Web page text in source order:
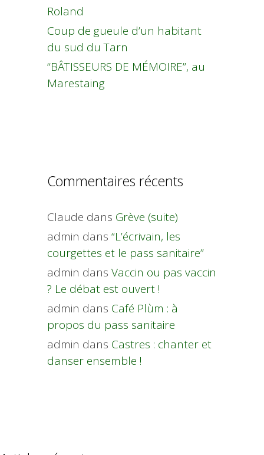
Roland
Coup de gueule d’un habitant
du sud du Tarn
“BÂTISSEURS DE MÉMOIRE”, au
Marestaing
Commentaires récents
Claude dans Grève (suite)
admin dans “L’écrivain, les
courgettes et le pass sanitaire”
admin dans Vaccin ou pas vaccin
? Le débat est ouvert !
admin dans Café Plùm : à
propos du pass sanitaire
admin dans Castres : chanter et
danser ensemble !